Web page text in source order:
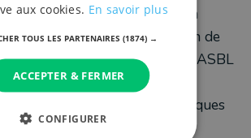
une initiative de la FUGEA, un
de Natagora, une association de
nature et de Natagriwal, une ASBL
de la promotion des
Environnementales et Climatiques
aux cookies. En savoir plus
TOUS LES PARTENAIRES (1874) →
ACCEPTER & FERMER
CONFIGURER